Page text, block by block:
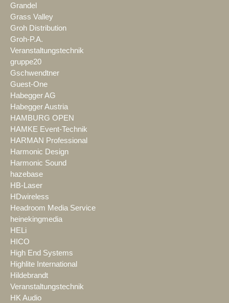
Grandel
Grass Valley
Groh Distribution
Groh-P.A.
Veranstaltungstechnik
gruppe20
Gschwendtner
Guest-One
Habegger AG
Habegger Austria
HAMBURG OPEN
HAMKE Event-Technik
HARMAN Professional
Harmonic Design
Harmonic Sound
hazebase
HB-Laser
HDwireless
Headroom Media Service
heinekingmedia
HELi
HICO
High End Systems
Highlite International
Hildebrandt
Veranstaltungstechnik
HK Audio